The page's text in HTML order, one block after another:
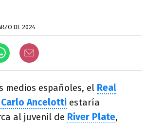
DE 2024
medios españoles, el Real
Ancelotti estaría
al juvenil de River Plate,